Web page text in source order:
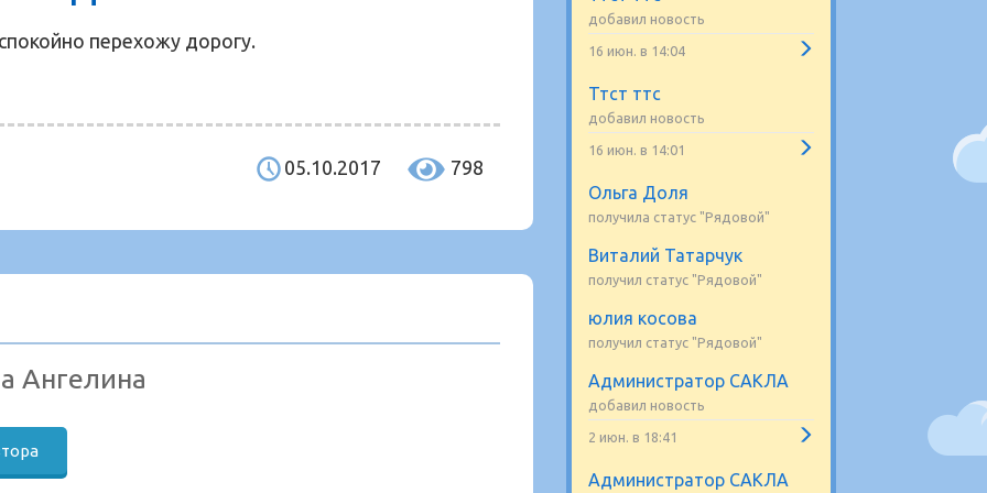
перехожу дорогу.
05.10.2017 798
Ангелина
добавил новость
16 июн. в 14:04
Ттст ттс
добавил новость
16 июн. в 14:01
Ольга Доля
получила статус "Рядовой"
Виталий Татарчук
получил статус "Рядовой"
юлия косова
получил статус "Рядовой"
Администратор САКЛА
добавил новость
2 июн. в 18:41
Администратор САКЛА